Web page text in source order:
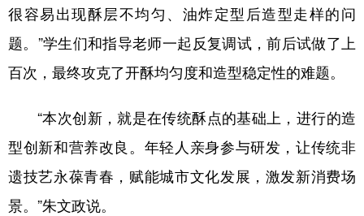
很容易出现酥层不均匀、油炸定型后造型走样的问
题。”学生们和指导老师一起反复调试，前后试做了上
百次，最终攻克了开酥均匀度和造型稳定性的难题。
“本次创新，就是在传统酥点的基础上，进行的造
型创新和营养改良。年轻人亲身参与研发，让传统非
遗技艺永葆青春，赋能城市文化发展，激发新消费场
景。”朱文政说。